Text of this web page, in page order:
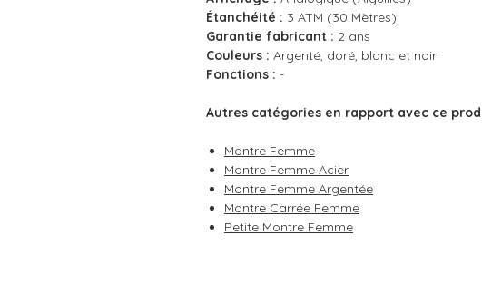
Étanchéité : 3 ATM (30 Mètres)
Garantie fabricant : 2 ans
Couleurs : Argenté, doré, blanc et noir
Fonctions : -
Autres catégories en rapport avec ce
Montre Femme
Montre Femme Acier
Montre Femme Argentée
Montre Carrée Femme
Petite Montre Femme